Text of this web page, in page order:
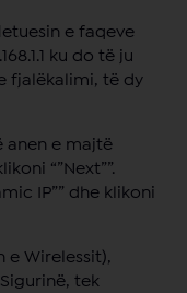
e faqeve
ku do të ju
fjalëkalimi, të dy
anen e majtë
“”Next””.
IP”” dhe klikoni
e Wirelessit),
tek